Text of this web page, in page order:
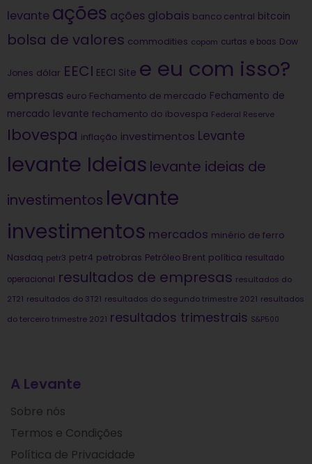
levante ações ações globais banco central bitcoin
bolsa de valores commodities copom curtas e boas Dow
Jones dólar EECI EECI Site e eu com isso?
empresas euro Fechamento de mercado Fechamento de
mercado levante fechamento do ibovespa Federal Reserve
Ibovespa inflação investimentos Levante
levante Ideias levante ideias de
investimentos levante
investimentos mercados minério de ferro
Nasdaq petr3 petr4 petrobras Petróleo Brent política resultado
operacional resultados de empresas resultados do
2T21 resultados do 3T21 resultados do segundo trimestre 2021 resultados
do terceiro trimestre 2021 resultados trimestrais S&P500
A Levante
Sobre nós
Termos e Condições
Política de Privacidade